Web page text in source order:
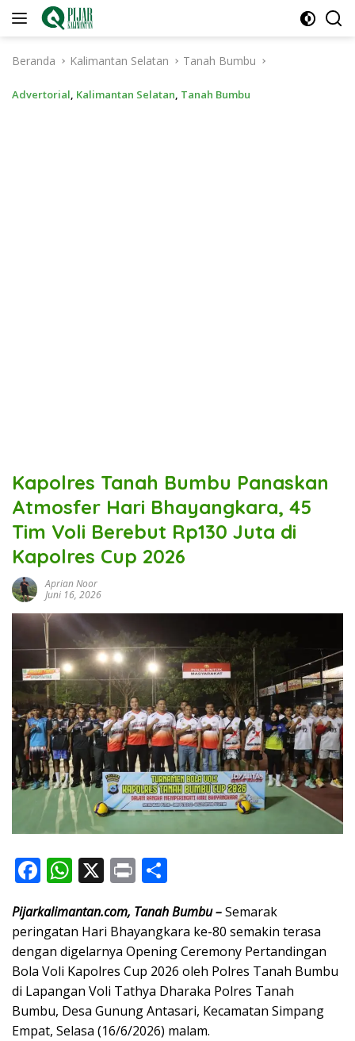
Langsung
Beranda
Kalimantan Selatan Tanah Bumbu
Advertorial, Kalimantan Selatan, Tanah Bumbu
Kapolres Tanah Bumbu Panaskan
Atmosfer Hari Bhayangkara, 45
Tim Voli Berebut Rp130 Juta di
Kapolres Cup 2026
Aprian Noor
Juni 16, 2026
F
e
b
o
o
k
W
at
s
A
p
p
X Pr
t ar
e
Pijarkalimantan.com, Tanah Bumbu –Semarak
peringatan Hari Bhayangkara ke-80 semakin terasa
dengan digelarnya Opening Ceremony Pertandingan
Bola Voli Kapolres Cup 2026 oleh Polres Tanah Bumbu
di Lapangan Voli Tathya Dharaka Polres Tanah
Bumbu, Desa Gunung Antasari, Kecamatan Simpang
Empat, Selasa (16/6/2026) malam.